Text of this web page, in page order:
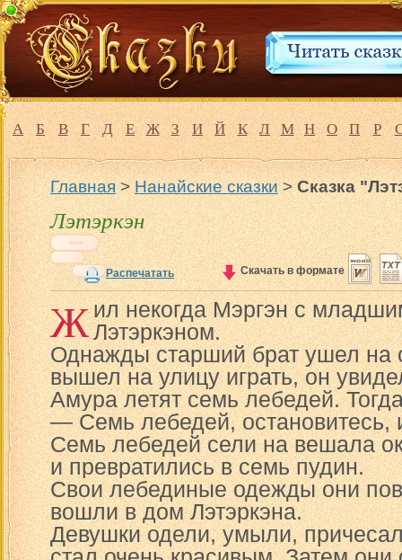
А Б В Г Д Е Ж З И Й К Л М Н О П Р
Главная>Нанайские сказки>Сказка
Лэтэркэн
Распечатать Скачать в формате
Ж ил некогда Мэргэн с
Лэтэркэном.
Однажды старший брат ушел на
вышел на улицу играть, он
Амура летят семь лебедей.
— Семь лебедей, остановитесь,
Семь лебедей сели на вешала
и превратились в семь пудин.
Свои лебединые одежды они
вошли в дом Лэтэркэна.
Девушки одели, умыли,